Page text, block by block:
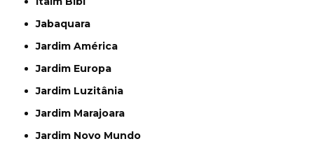
Jabaquara
Jardim América
Jardim Europa
Jardim Luzitânia
Jardim Marajoara
Jardim Novo Mundo